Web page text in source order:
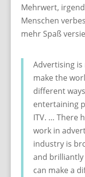
Mehrwert,
Menschen
mehr Spaß
Advertising
make the
different
entertaining
ITV. … There
work in
industry is
and brilliantly
can make a